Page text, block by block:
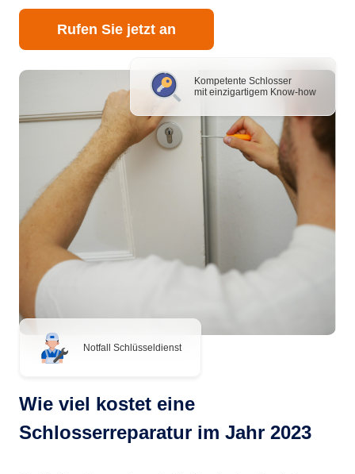
Kompetente Schlosser
mit einzigartigem Know-how
Notfall Schlüsseldienst
Rufen Sie jetzt an
Wie viel kostet eine
Schlosserreparatur im Jahr 2023